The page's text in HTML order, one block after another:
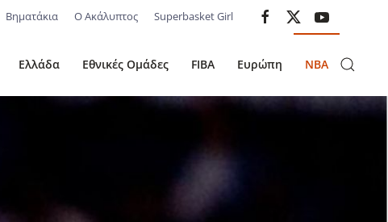
Βηματάκια Ο Ακάλυπτος Superbasket Girl
Ελλάδα Εθνικές Ομάδες FIBA Ευρώπη NBA